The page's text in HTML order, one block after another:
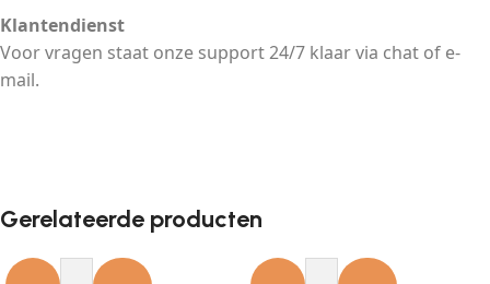
Klantendienst
Voor vragen staat onze support 24/7 klaar via chat of e-
mail.
Gerelateerde producten